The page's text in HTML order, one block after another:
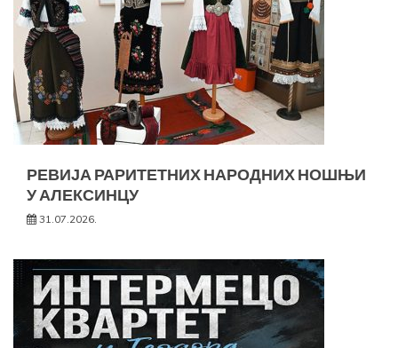
РЕВИЈА РАРИТЕТНИХ НАРОДНИХ НОШЊИ
У АЛЕКСИНЦУ
31.07.2026.